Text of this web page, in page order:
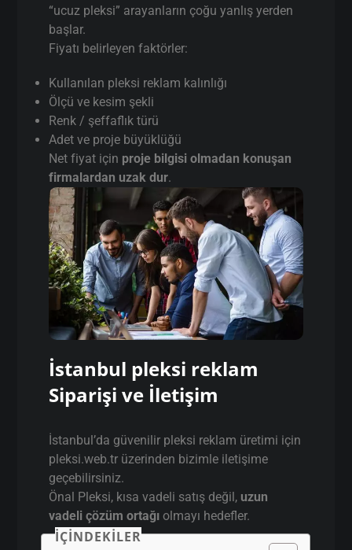
“ucuz pleksi” arayanların çoğu yanlış yerden
başlar.
Fiyatı belirleyen faktörler:
Kullanılan pleksi reklam kalınlığı
Ölçü ve kesim şekli
Renk / şeffaflık türü
Adet ve proje büyüklüğü
Net fiyat için proje bilgisi olmadan konuşan
firmalardan uzak dur.
İstanbul pleksi reklam
Siparişi ve İletişim
İstanbul’da güvenilir pleksi reklam üretimi için
pleksi.web.tr üzerinden bizimle iletişime
geçebilirsiniz.
Önal Pleksi, kısa vadeli satış değil, uzun
vadeli çözüm ortağı olmayı hedefler.
İÇINDEKILER